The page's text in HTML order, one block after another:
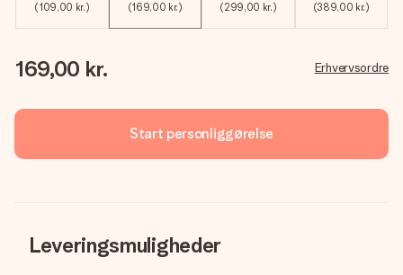
(109,00 kr.) (169,00 kr.) (299,00 kr.) (389,00 kr.)
169,00 kr. Erhvervsordre
Start personliggørelse
Leveringsmuligheder